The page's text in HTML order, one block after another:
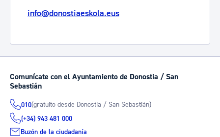
info@donostiaeskola.eus
Comunícate con el Ayuntamiento de Donostia / San
Sebastián
010(gratuito desde Donostia / San Sebastián)
(+34) 943 481 000
Buzón de la ciudadanía